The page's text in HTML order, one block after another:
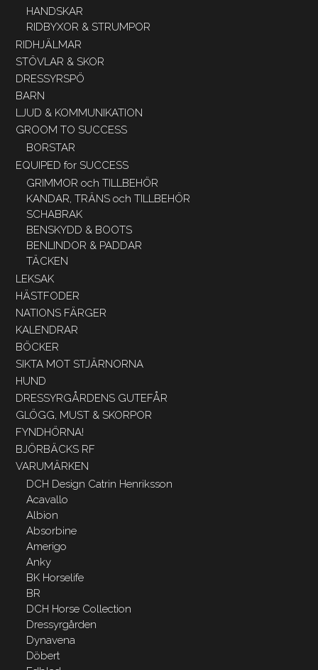
HANDSKAR
RIDBYXOR & STRUMPOR
RIDHJÄLMAR
STÖVLAR & SKOR
DRESSYRSPÖ
BARN
LJUD & KOMMUNIKATION
GROOM TO SUCCESS
BORSTAR
EQUIPED for SUCCESS
GRIMMOR och TILLBEHÖR
KANDAR, TRÄNS och TILLBEHÖR
SCHABRAK
BENSKYDD & BOOTS
BENLINDOR & PADDAR
TÄCKEN
LEKSAK
HÄSTFODER
NATIONS FÄRGER
KALENDRAR
BÖCKER
SIKTA MOT STJÄRNORNA
HUND
DRESSYRGÅRDENS GUTEFÅR
GLÖGG, MUST & SKORPOR
FYNDHÖRNA!
BJÖRBÄCKS RF
VARUMÄRKEN
DCH Design Catrin Henriksson
Acavallo
Albion
Absorbine
Amerigo
Anky
BK Horselife
BR
DCH Horse Collection
Dressyrgården
Dynavena
Döbert